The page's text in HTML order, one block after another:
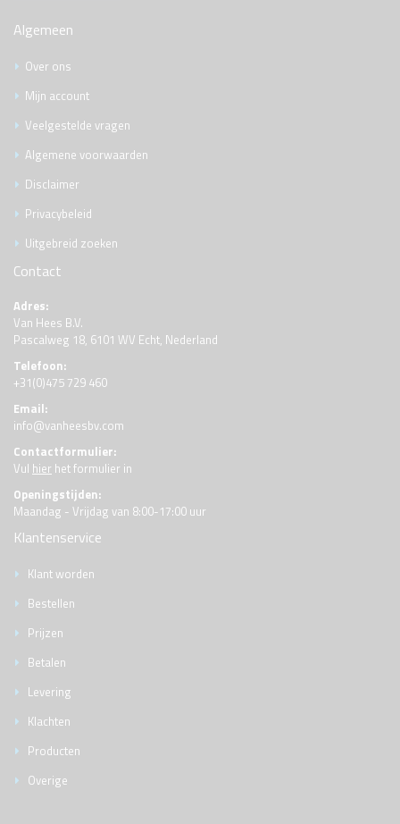
Algemeen
Over ons
Mijn account
Veelgestelde vragen
Algemene voorwaarden
Disclaimer
Privacybeleid
Uitgebreid zoeken
Contact
Adres:
Van Hees B.V.
Pascalweg 18, 6101 WV Echt, Nederland
Telefoon:
+31(0)475 729 460
Email:
info@vanheesbv.com
Contactformulier:
Vul hier het formulier in
Openingstijden:
Maandag - Vrijdag van 8:00-17:00 uur
Klantenservice
Klant worden
Bestellen
Prijzen
Betalen
Levering
Klachten
Producten
Overige